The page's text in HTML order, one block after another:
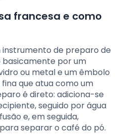
francesa e como
de preparo de
por um
ou metal e um êmbolo
que atua como um
é direto: adiciona-se
seguido por água
e, em seguida,
separar o café do pó.